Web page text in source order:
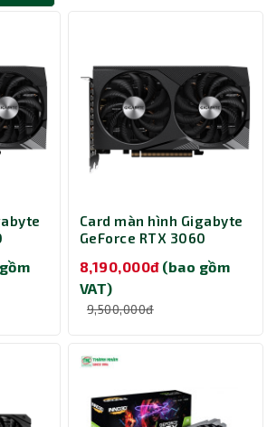
Card màn hình Gigabyte
GeForce RTX 3060
(N3060GAMING OC-8GD)
8,190,000đ (bao gồm
VAT)
9,500,000đ